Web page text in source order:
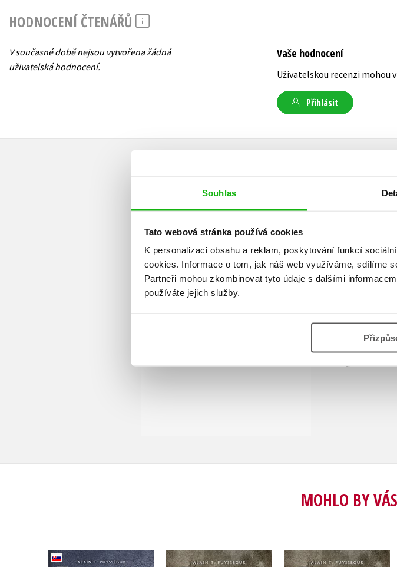
Souhlas
Tato webová stránka používá cookies
K personalizaci obsahu a reklam, poskytování funkcí
cookies. Informace o tom, jak náš web využíváme, sdílíme
Partneři mohou zkombinovat tyto údaje s dalšími
používáte jejich služby.
HODNOCENÍ ČTENÁŘŮ
V současné době nejsou vytvořena žádná
uživatelská hodnocení.
Vaše hodnocení
Uživatelskou recenzi mohou
Přihlásit
chlapce ho
ale také
vymýšlet
Zobrazit
MOHLO BY
Zaklínačov Kontinent